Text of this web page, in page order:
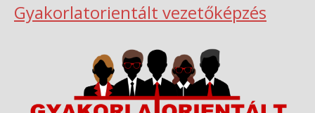
Gyakorlatorientált vezetőképzés